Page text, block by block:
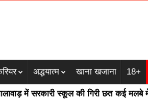
अद्धयात्म खाना खजाना 18+
सरकारी स्कूल की गिरी छत कई मलबे में बच्चे दबे